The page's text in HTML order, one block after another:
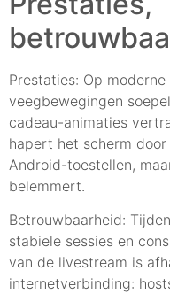
Prestaties: Op
veegbewegingen
cadeau-animaties
hapert het scherm
Android-toestellen,
belemmert.
Betrouwbaarheid:
stabiele sessies en
van de livestream is
internetverbinding: